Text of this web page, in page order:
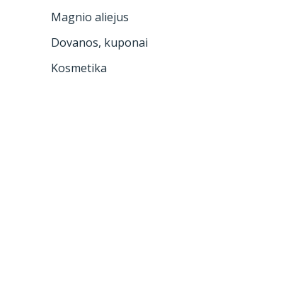
Magnio aliejus
Dovanos, kuponai
Kosmetika